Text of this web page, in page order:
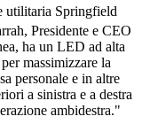
utilitaria Springfield
Presidente e CEO
ha un LED ad alta
massimizzare la
personale e in altre
a sinistra e a destra
ambidestra."